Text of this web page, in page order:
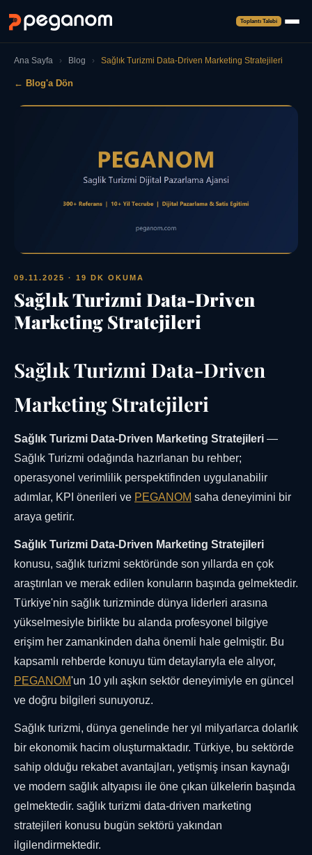
Toplantı Talebi
Ana Sayfa › Blog › Sağlık Turizmi Data-Driven Marketing Stratejileri
← Blog'a Dön
09.11.2025 · 19 DK OKUMA
Sağlık Turizmi Data-Driven
Marketing Stratejileri
Sağlık Turizmi Data-Driven
Marketing Stratejileri
Sağlık Turizmi Data-Driven Marketing Stratejileri —
Sağlık Turizmi odağında hazırlanan bu rehber;
operasyonel verimlilik perspektifinden uygulanabilir
adımlar, KPI önerileri ve PEGANOM saha deneyimini bir
araya getirir.
Sağlık Turizmi Data-Driven Marketing Stratejileri
konusu, sağlık turizmi sektöründe son yıllarda en çok
araştırılan ve merak edilen konuların başında gelmektedir.
Türkiye'nin sağlık turizminde dünya liderleri arasına
yükselmesiyle birlikte bu alanda profesyonel bilgiye
erişim her zamankinden daha önemli hale gelmiştir. Bu
kapsamlı rehberde konuyu tüm detaylarıyla ele alıyor,
PEGANOM'un 10 yılı aşkın sektör deneyimiyle en güncel
ve doğru bilgileri sunuyoruz.
Sağlık turizmi, dünya genelinde her yıl milyarlarca dolarlık
bir ekonomik hacim oluşturmaktadır. Türkiye, bu sektörde
sahip olduğu rekabet avantajları, yetişmiş insan kaynağı
ve modern sağlık altyapısı ile öne çıkan ülkelerin başında
gelmektedir. sağlık turizmi data-driven marketing
stratejileri konusu bugün sektörü yakından
ilgilendirmektedir.